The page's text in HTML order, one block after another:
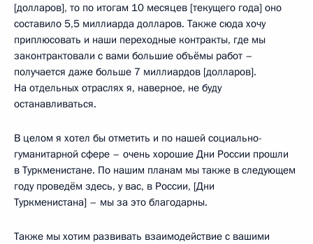
[долларов], то по итогам 10 месяцев [текущего года] оно
составило 5,5 миллиарда долларов. Также сюда хочу
приплюсовать и наши переходные контракты, где мы
законтрактовали с вами большие объёмы работ –
получается даже больше 7 миллиардов [долларов].
На отдельных отраслях я, наверное, не буду
останавливаться.
В целом я хотел бы отметить и по нашей социально-
гуманитарной сфере – очень хорошие Дни России прошли
в Туркменистане. По нашим планам мы также в следующем
году проведём здесь, у вас, в России, [Дни
Туркменистана] – мы за это благодарны.
Также мы хотим развивать взаимодействие с вашими